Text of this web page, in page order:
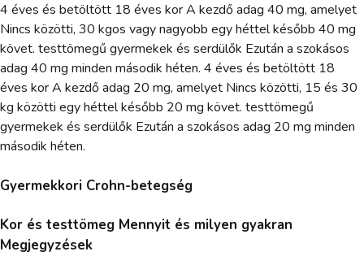
4 éves és betöltött 18 éves kor A kezdő adag 40 mg, amelyet
Nincs közötti, 30 kgos vagy nagyobb egy héttel később 40 mg
követ. testtömegű gyermekek és serdülők Ezután a szokásos
adag 40 mg minden második héten. 4 éves és betöltött 18
éves kor A kezdő adag 20 mg, amelyet Nincs közötti, 15 és 30
kg közötti egy héttel később 20 mg követ. testtömegű
gyermekek és serdülők Ezután a szokásos adag 20 mg minden
második héten.
Gyermekkori Crohn-betegség
Kor és testtömeg Mennyit és milyen gyakran
Megjegyzések